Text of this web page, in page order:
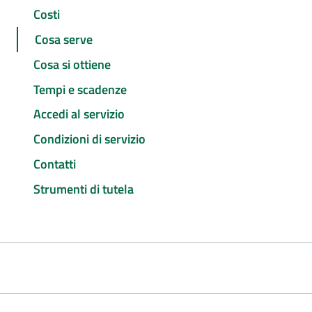
Costi
Cosa serve
Cosa si ottiene
Tempi e scadenze
Accedi al servizio
Condizioni di servizio
Contatti
Strumenti di tutela